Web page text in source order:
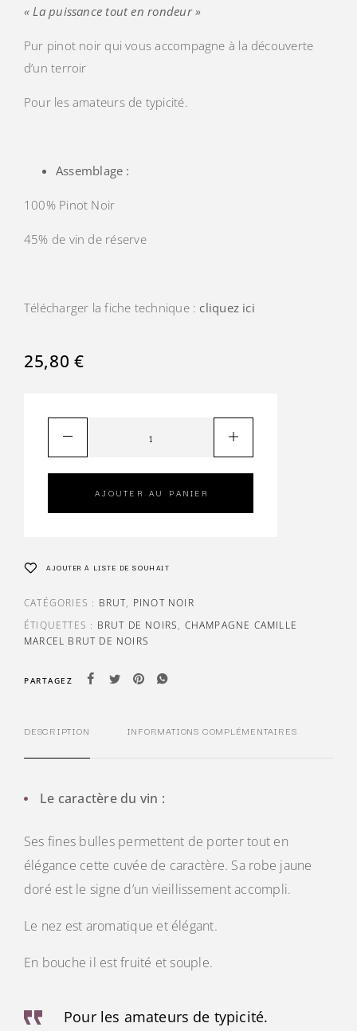
« La puissance tout en rondeur »
Pur pinot noir qui vous accompagne à la découverte
d’un terroir
Pour les amateurs de typicité.
Assemblage :
100% Pinot Noir
45% de vin de réserve
Télécharger la fiche technique : cliquez ici
25,80 €
AJOUTER AU PANIER
AJOUTER À LISTE DE SOUHAIT
CATÉGORIES : BRUT, PINOT NOIR
ÉTIQUETTES : BRUT DE NOIRS, CHAMPAGNE CAMILLE
MARCEL BRUT DE NOIRS
PARTAGEZ
DESCRIPTION INFORMATIONS COMPLÉMENTAIRES
Le caractère du vin :
Ses fines bulles permettent de porter tout en
élégance cette cuvée de caractère. Sa robe jaune
doré est le signe d’un vieillissement accompli.
Le nez est aromatique et élégant.
En bouche il est fruité et souple.
Pour les amateurs de typicité.